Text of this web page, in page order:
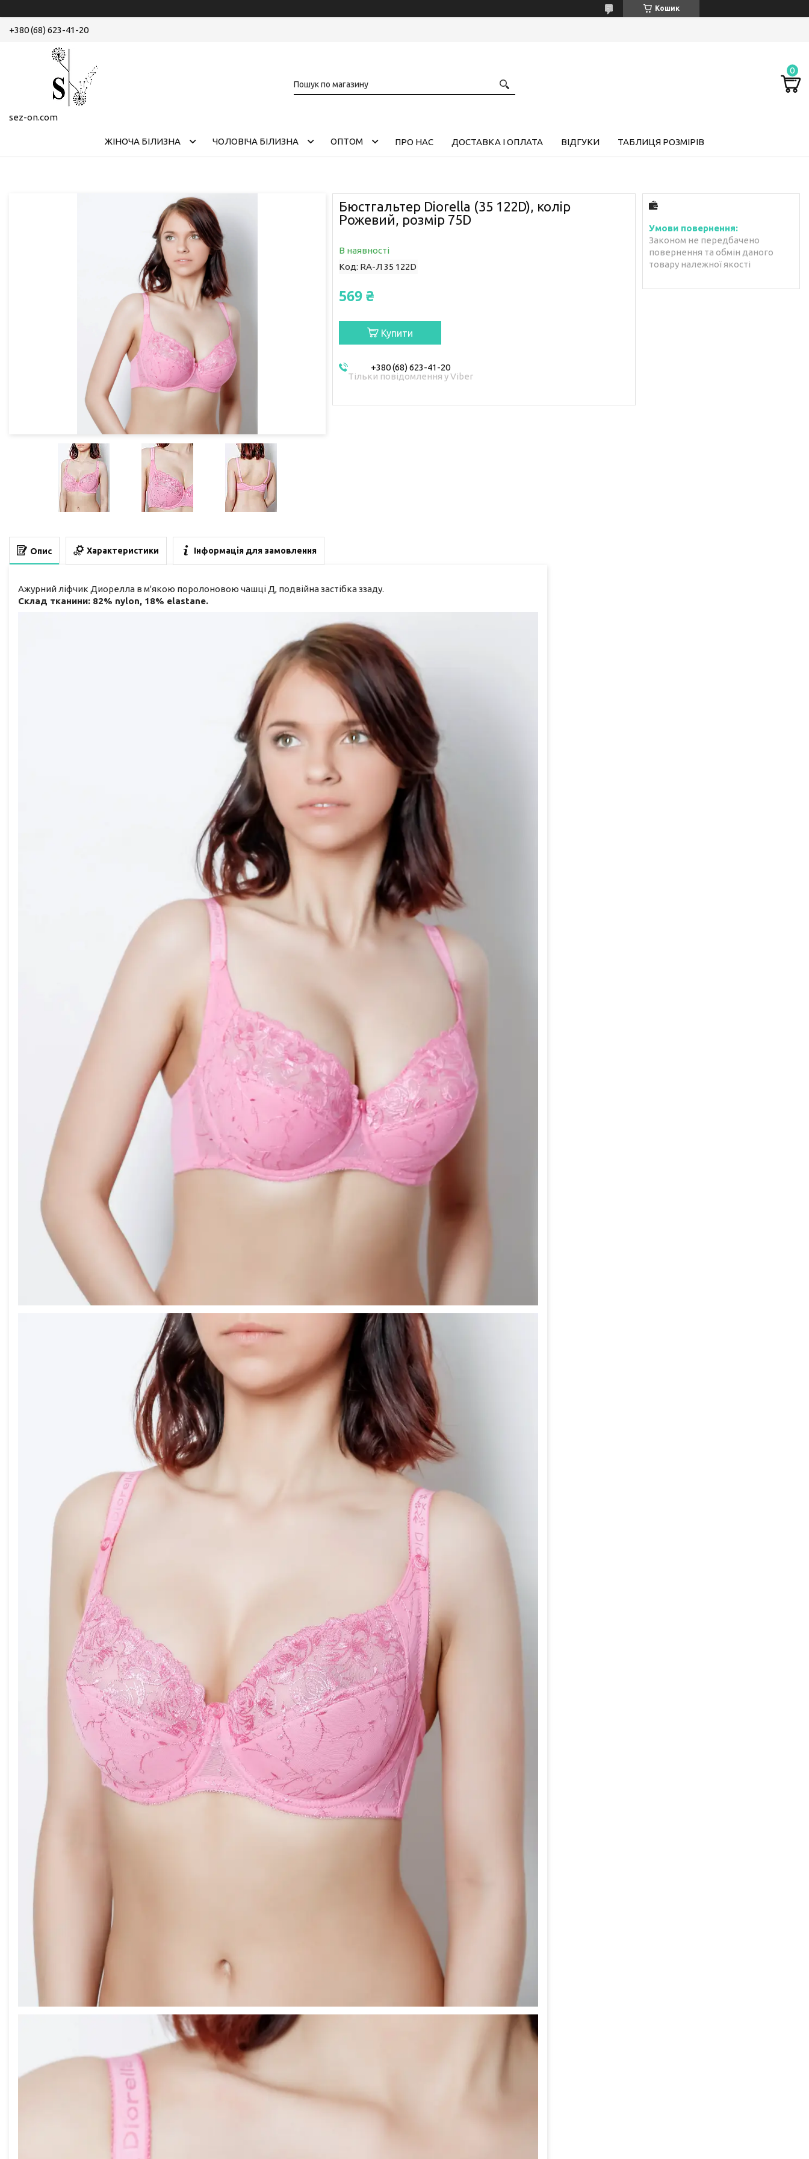
Кошик
+380 (68) 623-41-20
sez-on.com
ЖІНОЧА БІЛИЗНА ЧОЛОВІЧА БІЛИЗНА ОПТОМ ПРО НАС ДОСТАВКА І ОПЛАТА ВІДГУКИ ТАБЛИЦЯ РОЗМІРІВ
Бюстгальтер Diorella (35 122D), колір
Рожевий, розмір 75D
В наявності
Код: RA-Л 35 122D
569 ₴
Купити
+380 (68) 623-41-20
Тільки повідомлення у Viber
Законом не передбачено
повернення та обмін даного
товару належної якості
Опис Характеристики Інформація для замовлення
Ажурний ліфчик Диорелла в м'якою поролоновою чашці Д, подвійна застібка ззаду.
Склад тканини: 82% nylon, 18% elastane.